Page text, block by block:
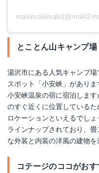
とことん山キャンプ場
湯沢市にある人気キャンプ
スポット「小安峡」があり
小安峡温泉の宿に宿泊しま
のすぐ近くに位置している
ロケーションといえるでし
ラインナップされており、
な外装と内装の洋風の建物を
コテージのココがおす